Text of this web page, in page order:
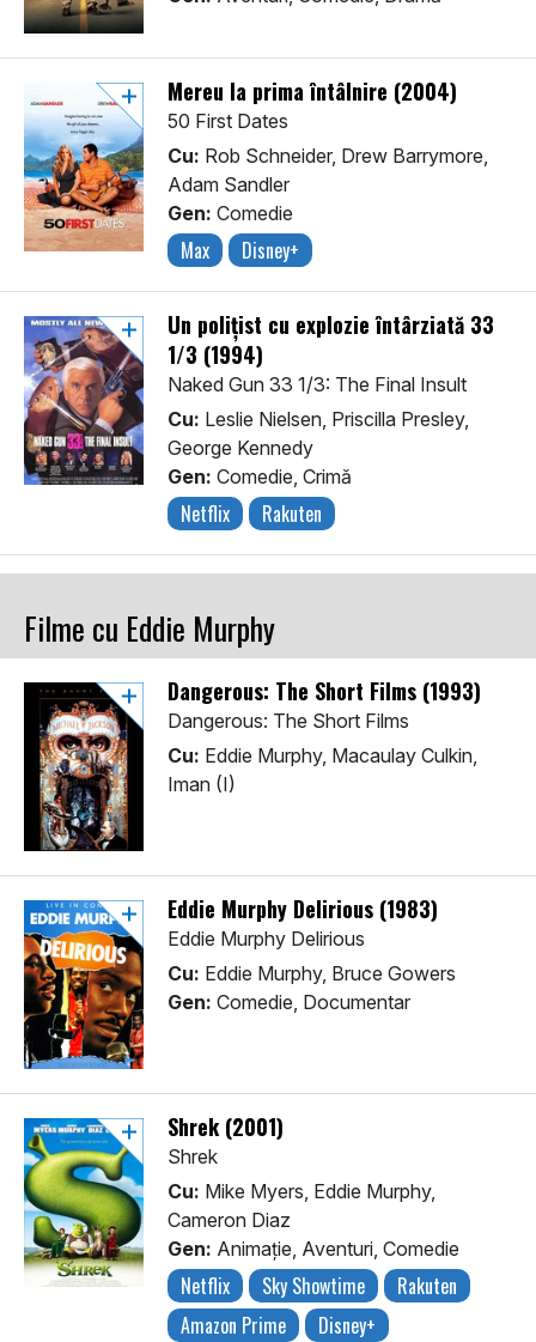
Mereu la prima întâlnire (2004)
50 First Dates
Cu: Rob Schneider, Drew Barrymore,
Adam Sandler
Gen: Comedie
Max Disney+
Un polițist cu explozie întârziată 33
1/3 (1994)
Naked Gun 33 1/3: The Final Insult
Cu: Leslie Nielsen, Priscilla Presley,
George Kennedy
Gen: Comedie, Crimă
Netflix Rakuten
Filme cu Eddie Murphy
Dangerous: The Short Films (1993)
Dangerous: The Short Films
Cu: Eddie Murphy, Macaulay Culkin,
Iman (I)
Eddie Murphy Delirious (1983)
Eddie Murphy Delirious
Cu: Eddie Murphy, Bruce Gowers
Gen: Comedie, Documentar
Shrek (2001)
Shrek
Cu: Mike Myers, Eddie Murphy,
Cameron Diaz
Gen: Animaţie, Aventuri, Comedie
Netflix Sky Showtime
Rakuten
Amazon Prime
Disney+